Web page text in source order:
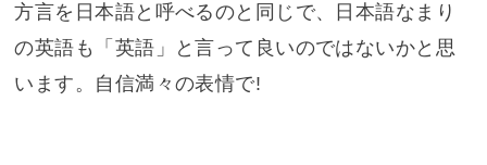
方言を日本語と呼べるのと同じで、日本語なまり
の英語も「英語」と言って良いのではないかと思
います。自信満々の表情で!